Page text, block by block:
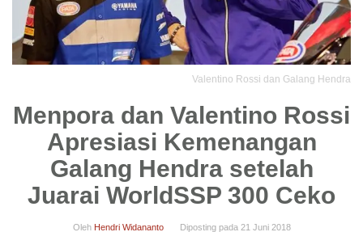
Valentino Rossi dan Galang Hendra
Menpora dan Valentino Rossi
Apresiasi Kemenangan
Galang Hendra setelah
Juarai WorldSSP 300 Ceko
Oleh Hendri Widananto Diposting pada 21 Juni 2018